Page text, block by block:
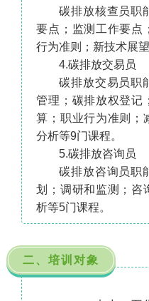
碳排放核查员职
要点；监测工作要点
行为准则；新技术展
4.碳排放交易员
碳排放交易员职
管理；碳排放权登记
算；职业行为准则；
分析等9门课程。
5.碳排放咨询员
碳排放咨询员职
划；调研和监测；咨
析等5门课程。
二、培训对象